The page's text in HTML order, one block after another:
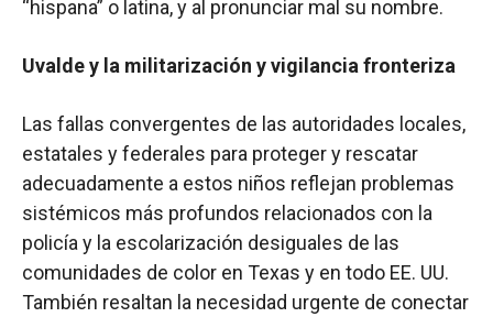
“hispana” o latina, y al pronunciar mal su nombre.
Uvalde y la militarización y vigilancia fronteriza
Las fallas convergentes de las autoridades locales,
estatales y federales para proteger y rescatar
adecuadamente a estos niños reflejan problemas
sistémicos más profundos relacionados con la
policía y la escolarización desiguales de las
comunidades de color en Texas y en todo EE. UU.
También resaltan la necesidad urgente de conectar